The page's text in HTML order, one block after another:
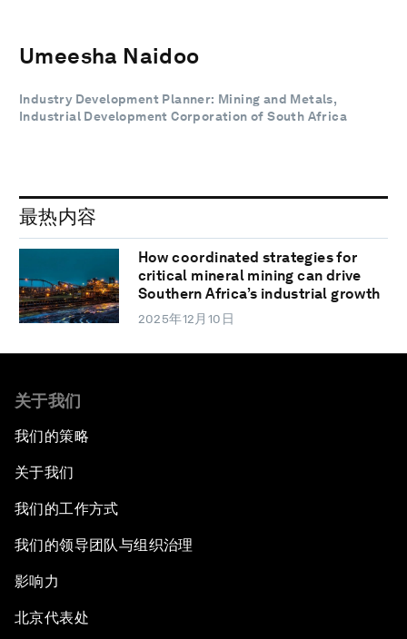
Umeesha Naidoo
Industry Development Planner: Mining and Metals,
Industrial Development Corporation of South Africa
最热内容
How coordinated strategies for
critical mineral mining can drive
Southern Africa’s industrial growth
2025年12月10日
关于我们
我们的策略
关于我们
我们的工作方式
我们的领导团队与组织治理
影响力
北京代表处